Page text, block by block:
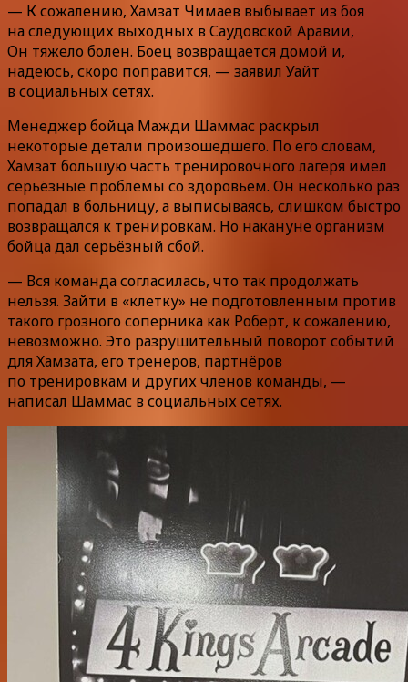
— К сожалению, Хамзат Чимаев выбывает из боя
на следующих выходных в Саудовской Аравии,
Он тяжело болен. Боец возвращается домой и,
надеюсь, скоро поправится, — заявил Уайт
в социальных сетях.
Менеджер бойца Мажди Шаммас раскрыл
некоторые детали произошедшего. По его словам,
Хамзат большую часть тренировочного лагеря имел
серьёзные проблемы со здоровьем. Он несколько раз
попадал в больницу, а выписываясь, слишком быстро
возвращался к тренировкам. Но накануне организм
бойца дал серьёзный сбой.
— Вся команда согласилась, что так продолжать
нельзя. Зайти в «клетку» не подготовленным против
такого грозного соперника как Роберт, к сожалению,
невозможно. Это разрушительный поворот событий
для Хамзата, его тренеров, партнёров
по тренировкам и других членов команды, —
написал Шаммас в социальных сетях.